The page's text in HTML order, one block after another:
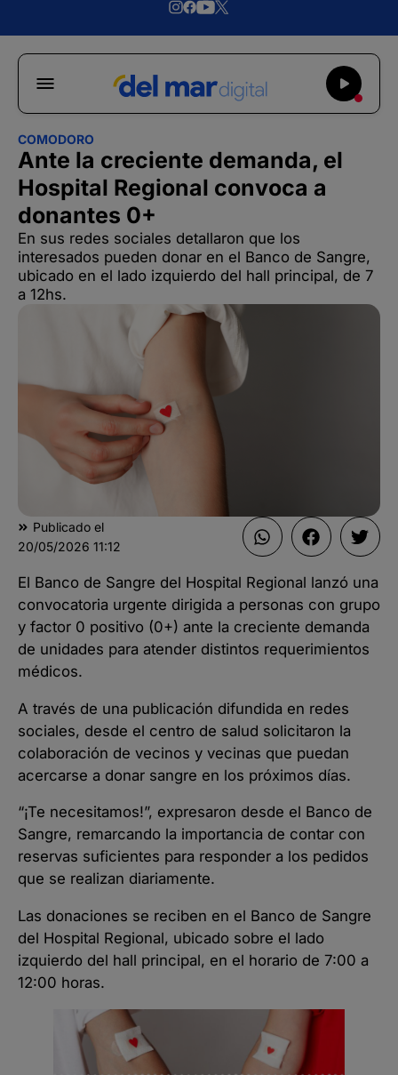
COMODORO
Ante la creciente demanda, el
Hospital Regional convoca a
donantes 0+
En sus redes sociales detallaron que los
interesados pueden donar en el Banco de Sangre,
ubicado en el lado izquierdo del hall principal, de 7
a 12hs.
Publicado el
20/05/2026 11:12
El Banco de Sangre del Hospital Regional lanzó una
convocatoria urgente dirigida a personas con grupo
y factor 0 positivo (0+) ante la creciente demanda
de unidades para atender distintos requerimientos
médicos.
A través de una publicación difundida en redes
sociales, desde el centro de salud solicitaron la
colaboración de vecinos y vecinas que puedan
acercarse a donar sangre en los próximos días.
“¡Te necesitamos!”, expresaron desde el Banco de
Sangre, remarcando la importancia de contar con
reservas suficientes para responder a los pedidos
que se realizan diariamente.
Las donaciones se reciben en el Banco de Sangre
del Hospital Regional, ubicado sobre el lado
izquierdo del hall principal, en el horario de 7:00 a
12:00 horas.